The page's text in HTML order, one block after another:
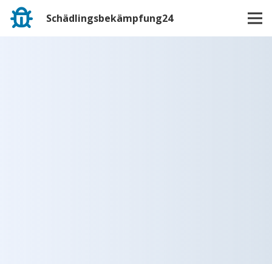
Schädlingsbekämpfung24